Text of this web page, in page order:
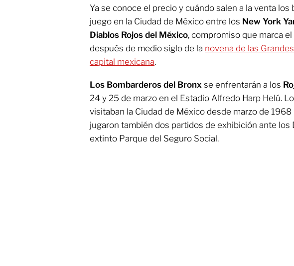
Ya se conoce el precio y cuándo salen a la venta los
juego en la Ciudad de México entre los New York
Diablos Rojos del México, compromiso que marca
después de medio siglo de la novena de las
capital mexicana.
Los Bombarderos del Bronx se enfrentarán a los
24 y 25 de marzo en el Estadio Alfredo Harp Helú.
visitaban la Ciudad de México desde marzo de 1968
jugaron también dos partidos de exhibición ante los
extinto Parque del Seguro Social.